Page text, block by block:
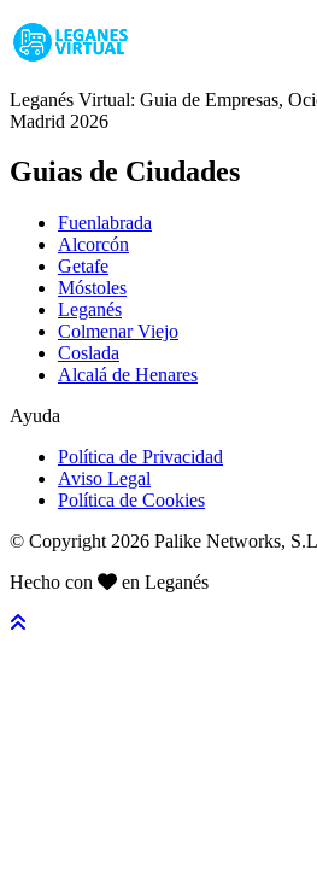
Leganés Virtual: Guia de Empresas,
Madrid 2026
Guias de Ciudades
Fuenlabrada
Alcorcón
Getafe
Móstoles
Leganés
Colmenar Viejo
Coslada
Alcalá de Henares
Ayuda
Política de Privacidad
Aviso Legal
Política de Cookies
© Copyright 2026 Palike Networks,
Hecho con
en Leganés